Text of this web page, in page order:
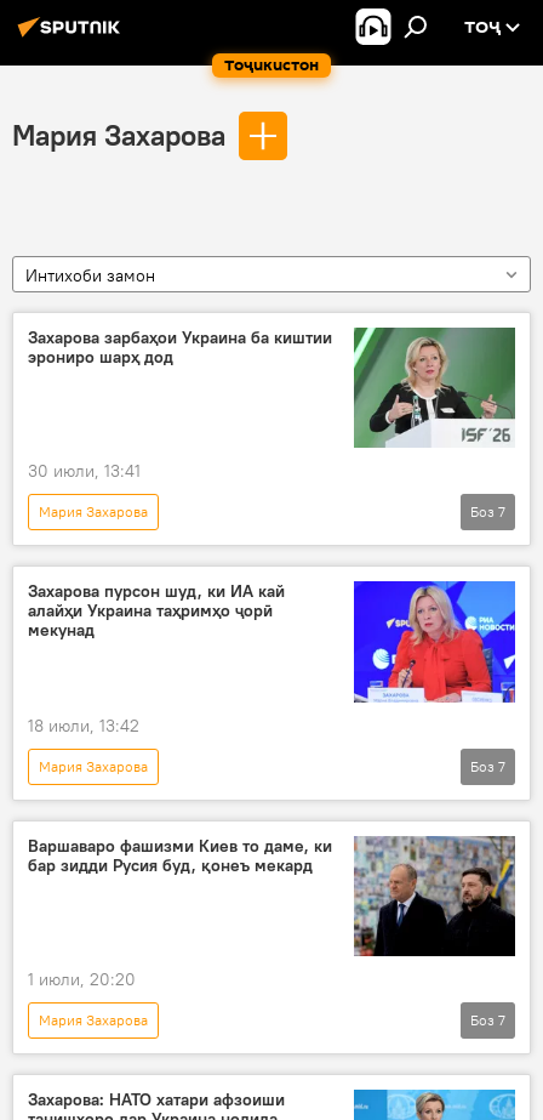
Тоҷикистон
ТОҶ
Мария Захарова
Интихоби замон
Захарова зарбаҳои Украина ба киштии
эрониро шарҳ дод
30 июли, 13:41
Мария Захарова
Амалиёти вижаи Русия барои ҳимояи Донбасс: охирин хабарҳо
Украина
Эрон
Русия
вазорати хориҷаи Русия
ҳамлаи террористӣ
Боз 7
Захарова пурсон шуд, ки ИА кай
алайҳи Украина таҳримҳо ҷорӣ
мекунад
18 июли, 13:42
Мария Захарова
Амалиёти вижаи Русия барои ҳимояи Донбасс: охирин хабарҳо
амалиёти вижа
таҳримҳо
Ғарб
Иттиҳоди Аврупо Аврупо
Боз 7
Варшаваро фашизми Киев то даме, ки
бар зидди Русия буд, қонеъ мекард
1 июли, 20:20
Мария Захарова
Амалиёти вижаи Русия барои ҳимояи Донбасс: охирин хабарҳо
Украина
амалиёти вижа
Киев
Боз 7
Захарова: НАТО хатари афзоиши